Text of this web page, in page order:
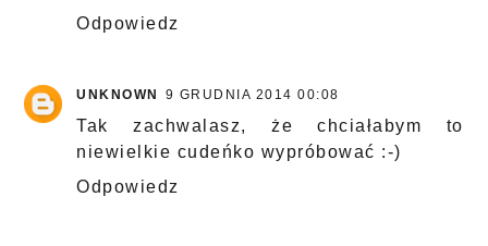
Odpowiedz
UNKNOWN 9 GRUDNIA 2014 00:08
Tak zachwalasz, że chciałabym to
niewielkie cudeńko wypróbować :-)
Odpowiedz